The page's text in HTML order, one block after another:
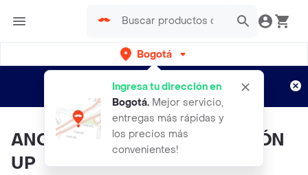
Bogotá
Ingresa tu dirección en
Bogotá. Mejor servicio,
entregas más rápidas y
los precios más
convenientes!
envíos gratis por semanas
Aplican TyC
ANCHETA REGALO PROMOCIÓN
UP